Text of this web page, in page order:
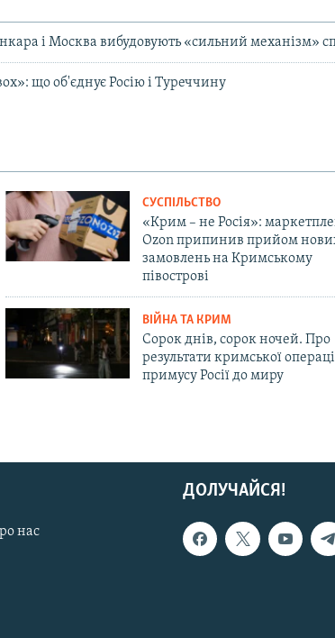
і Москва вибудовують «сильний механізм»
що об'єднує Росію і Туреччину
СУСПІЛЬСТВО
«Крим – не Росія»:
Ozon припинив прийом
замовлень на Кримському
півострові
ВІЙНА ТА КРИМ
Сорок днів, сорок ночей. Про
результати кримської
примусу Росії до миру
ДОЛУЧАЙСЯ!
нас